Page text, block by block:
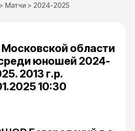
> Матчи > 2024-2025
области
юношей 2024-
2013 г.р.
10:30